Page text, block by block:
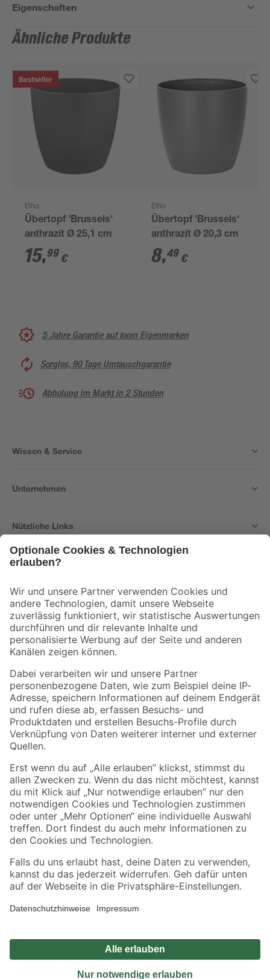
Eigenschaften
Ähnliche Produkte
Bestseller
Elho
Übertopf 'Brussels'
anthrazit Ø 25,1 cm
15,99 €
Elho
Übertopf 'Brussels'
anthrazit Ø 20,3 cm
8,49 €
5 Jahre Garantie auf toom Eigenmarken
Sorglos, 90 Tage Umtauschgarantie
Abholung im Markt in 2 Stunden
Wissen & Service
Unternehmen
Nützliche Links
Der toom Newsletter: Keine Angebote und Aktionen mehr verpassen!
Zur Newsletter Anmeldung
Folge uns
Zahlungsarten Versandarten
Sicher einkaufen
Jetzt die toom-App herunterladen
Alle Preisangaben in EUR inkl. gesetzl. MwSt.. Die dargestellten Angebote sind unter
Umständen nicht in allen Märkten verfügbar. Die angegebenen Verfügbarkeiten beziehen
Produkte nur solange der Vorrat reicht.
*Paketversand ab 59 € versandkostenfrei, gilt nicht für Artikel mit Speditionsversand, hier
Privatsphäre Impressum
Nutzungsbedingungen
Widerrufsrecht
Vertrag widerrufen